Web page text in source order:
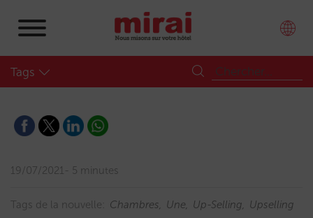
Tags
19/07/2021 5 minutes
Tags de la nouvelle: Chambres Une Up-Selling Upselling